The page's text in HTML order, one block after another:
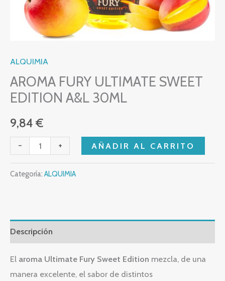
ALQUIMIA
AROMA FURY ULTIMATE SWEET
EDITION A&L 30ML
9,84 €
- + AÑADIR AL CARRITO
Categoría: ALQUIMIA
Descripción
El aroma Ultimate Fury Sweet Edition mezcla, de una
manera excelente, el sabor de distintos